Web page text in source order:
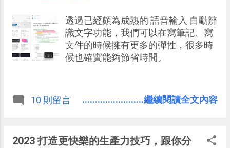
透過已經頗為成熟的 語音輸入 自動辨
識文字功能，我們可以在寫筆記、寫
文件的時候擁有更多的彈性，很多時
候也確實能夠節省時間。
10 則留言 ........................繼續閱讀全文內容
2023 打造更快樂的生產力技巧，跟你分